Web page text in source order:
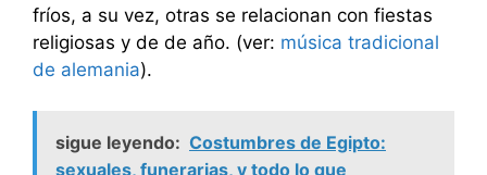
fríos, a su vez, otras se relacionan con fiestas
religiosas y de de año. (ver: música tradicional
de alemania).
sigue leyendo: Costumbres de Egipto:
sexuales, funerarias, y todo lo que